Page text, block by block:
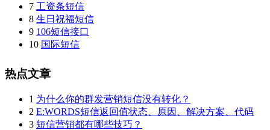
7 工资条短信
8 生日祝福短信
9 106短信接口
10 国际短信
热点文章
1 为什么你的群发营销短信没有转化？
2 E:WORDS短信返回值状态、原因、解决方案、代码
3 短信营销都有哪些技巧？